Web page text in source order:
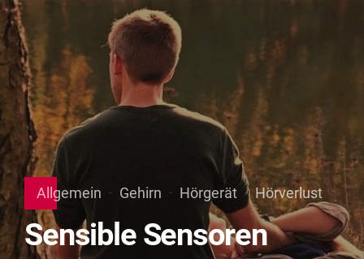
Allgemein Gehirn Hörgerät Hörverlust
Sensible Sensoren